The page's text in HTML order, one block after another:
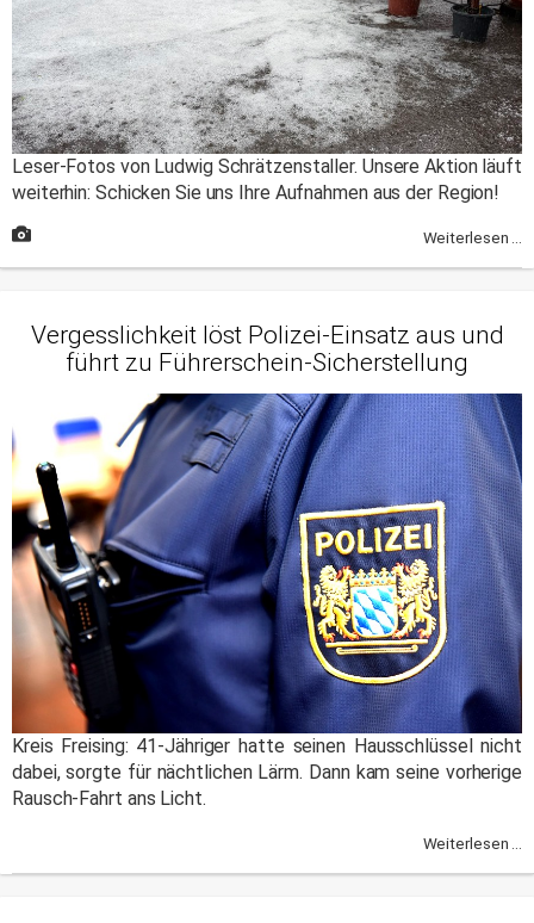
Leser-Fotos von Ludwig Schrätzenstaller. Unsere Aktion läuft
weiterhin: Schicken Sie uns Ihre Aufnahmen aus der Region!
Weiterlesen ...
Vergesslichkeit löst Polizei-Einsatz aus und
führt zu Führerschein-Sicherstellung
Kreis Freising: 41-Jähriger hatte seinen Hausschlüssel nicht
dabei, sorgte für nächtlichen Lärm. Dann kam seine vorherige
Rausch-Fahrt ans Licht.
Weiterlesen ...